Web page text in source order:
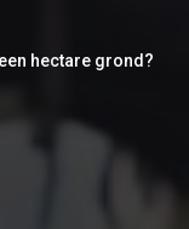
hectare grond?